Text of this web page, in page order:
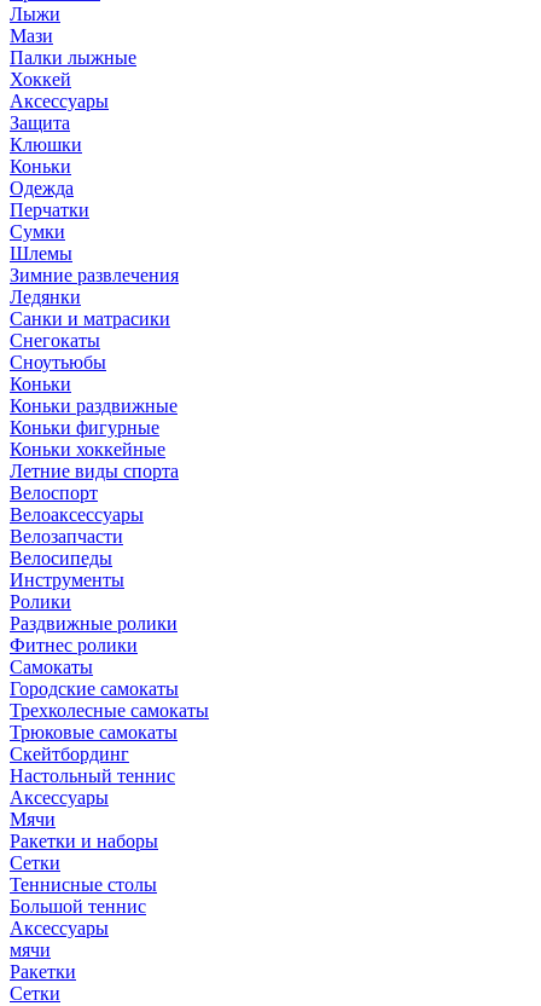
Лыжи
Мази
Палки лыжные
Хоккей
Аксессуары
Защита
Клюшки
Коньки
Одежда
Перчатки
Сумки
Шлемы
Зимние развлечения
Ледянки
Санки и матрасики
Снегокаты
Сноутьюбы
Коньки
Коньки раздвижные
Коньки фигурные
Коньки хоккейные
Летние виды спорта
Велоспорт
Велоаксессуары
Велозапчасти
Велосипеды
Инструменты
Ролики
Раздвижные ролики
Фитнес ролики
Самокаты
Городские самокаты
Трехколесные самокаты
Трюковые самокаты
Скейтбординг
Настольный теннис
Аксессуары
Мячи
Ракетки и наборы
Сетки
Теннисные столы
Большой теннис
Аксессуары
мячи
Ракетки
Сетки